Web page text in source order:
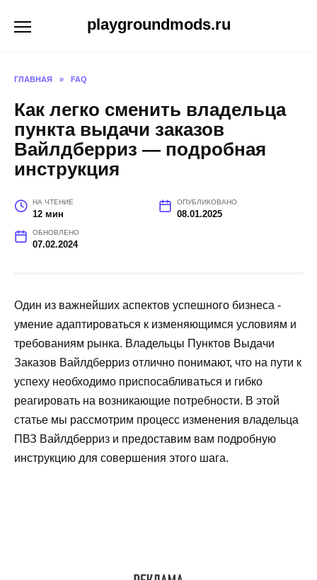
playgroundmods.ru
ГЛАВНАЯ » FAQ
Как легко сменить владельца
пункта выдачи заказов
Вайлдберриз — подробная
инструкция
НА ЧТЕНИЕ
12 мин
ОПУБЛИКОВАНО
08.01.2025
ОБНОВЛЕНО
07.02.2024
Один из важнейших аспектов успешного бизнеса -
умение адаптироваться к изменяющимся условиям и
требованиям рынка. Владельцы Пунктов Выдачи
Заказов Вайлдберриз отлично понимают, что на пути к
успеху необходимо приспосабливаться и гибко
реагировать на возникающие потребности. В этой
статье мы рассмотрим процесс изменения владельца
ПВЗ Вайлдберриз и предоставим вам подробную
инструкцию для совершения этого шага.